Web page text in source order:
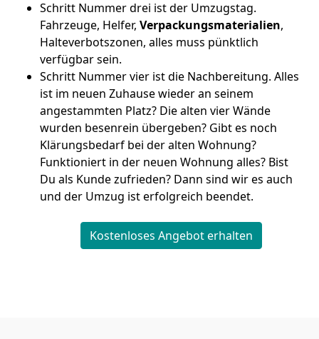
Schritt Nummer drei ist der Umzugstag.
Fahrzeuge, Helfer, Verpackungsmaterialien,
Halteverbotszonen, alles muss pünktlich
verfügbar sein.
Schritt Nummer vier ist die Nachbereitung. Alles
ist im neuen Zuhause wieder an seinem
angestammten Platz? Die alten vier Wände
wurden besenrein übergeben? Gibt es noch
Klärungsbedarf bei der alten Wohnung?
Funktioniert in der neuen Wohnung alles? Bist
Du als Kunde zufrieden? Dann sind wir es auch
und der Umzug ist erfolgreich beendet.
Kostenloses Angebot erhalten